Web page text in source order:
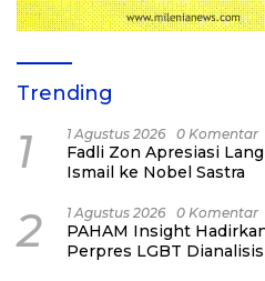
Trending
1 1 Agustus 2026 0 Komentar
Fadli Zon Apresiasi
Ismail ke Nobel Sastra
2 1 Agustus 2026 0 Komentar
PAHAM Insight
Perpres LGBT